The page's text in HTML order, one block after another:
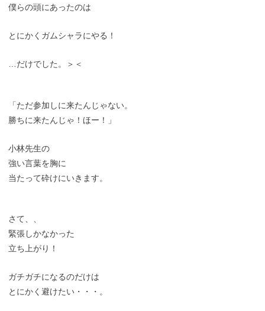
僕らの頭にあったのは
とにかくガムシャラにやる！
…だけでした。＞＜
「ただ参加しに来たんじゃない。
勝ちに来たんじゃ！ほー！」
小林先生の
強い言葉を胸に
当たって砕けにいきます。
さて、、
緊張しかなかった
立ち上がり！
ガチガチになるのだけは
とにかく避けたい・・・。